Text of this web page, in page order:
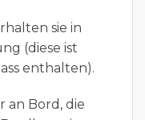
sie in
(diese ist
enthalten).
an Bord, die